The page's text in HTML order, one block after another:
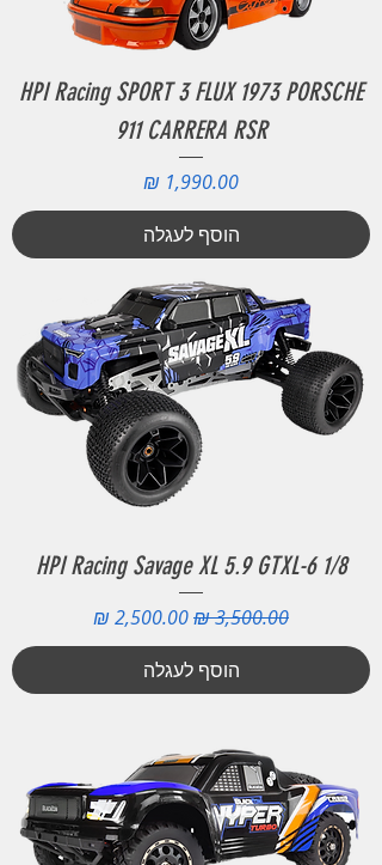
HPI Racing SPORT 3 FLUX 1973 PORSCHE
911 CARRERA RSR
מחיר
הוסף לעגלה
HPI Racing Savage XL 5.9 GTXL-6 1/8
מחיר רגיל מחיר מבצע
הוסף לעגלה